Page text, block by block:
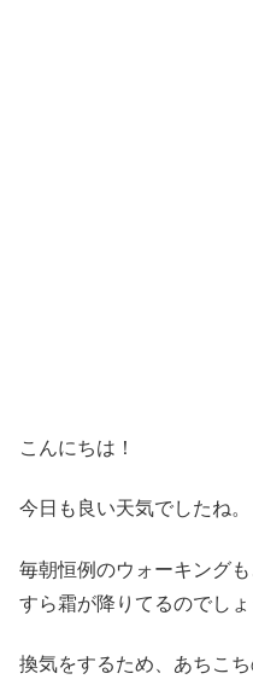
こんにちは！
今日も良い天気でしたね。
毎朝恒例のウォーキング
すら霜が降りてるのでし
換気をするため、あちこ